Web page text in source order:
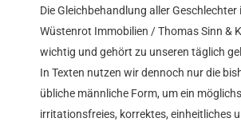
Die Gleichbehandlung aller Geschlechter
Wüstenrot Immobilien / Thomas Sinn &
wichtig und gehört zu unseren täglich
In Texten nutzen wir dennoch nur die
übliche männliche Form, um ein
irritationsfreies, korrektes, einheitliches